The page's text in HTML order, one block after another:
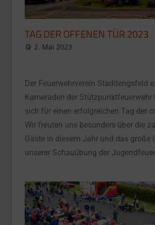
TAG DER OFFENEN TÜR 2023
2. Mai 2023
Der Feuerwehrverein Stadtlengsfeld
Kameraden der Stützpunktfeuerwehr
sich für einen erfolgreichen Tag der
Wir freuten uns besonders über die
Gäste in diesem Jahr und das große
unserer Schauübung der